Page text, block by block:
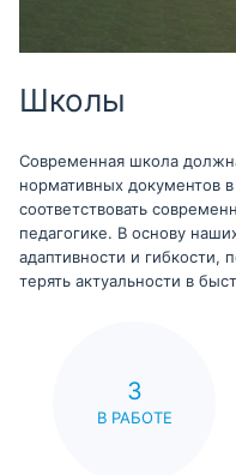
Школы
Современная школа
нормативных документов
соответствовать
педагогике. В основу
адаптивности и
терять актуальности в
3
В РАБОТЕ